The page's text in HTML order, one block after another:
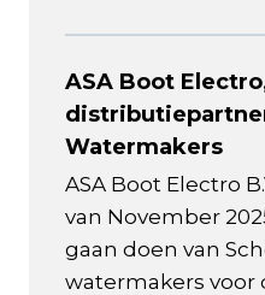
ASA Boot
Watermakers
ASA Boot Electro
van November
gaan doen van
watermakers voor